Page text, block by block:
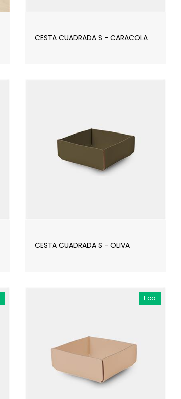
CESTA CUADRADA S - CARACOLA
CESTA CUADRADA S - OLIVA
Eco